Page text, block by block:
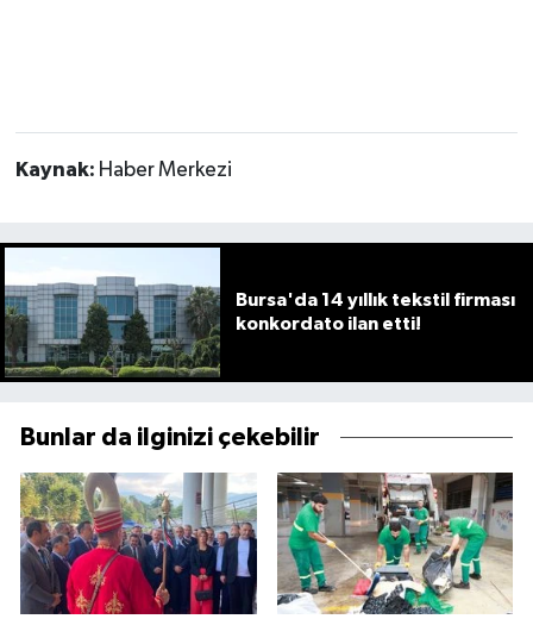
Kaynak: Haber Merkezi
Bursa'da 14 yıllık tekstil firması
konkordato ilan etti!
Bunlar da ilginizi çekebilir